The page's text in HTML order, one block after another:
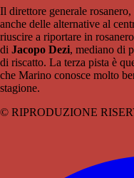
Il direttore generale rosanero,
anche delle alternative al
riuscire a riportare in
di Jacopo Dezi, mediano di
di riscatto. La terza pista è
che Marino conosce molto
stagione.
© RIPRODUZIONE